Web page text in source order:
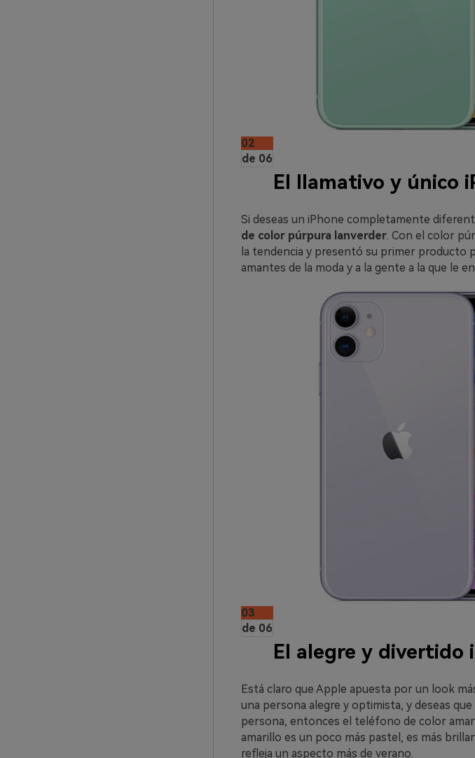
02
de 06
El llamativo y único
Si deseas un iPhone completamente
de color púrpura lanverder. Con el color
la tendencia y presentó su primer producto
amantes de la moda y a la gente a la que le
03
de 06
El alegre y divertido
Está claro que Apple apuesta por un look
una persona alegre y optimista, y deseas
persona, entonces el teléfono de color
amarillo es un poco más pastel, es más
refleja un aspecto más de verano.